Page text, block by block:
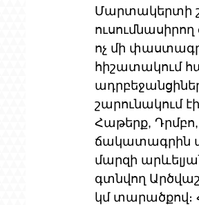
Մարտակերտի
ոչ մի
հիշատակում
շարունակում
Հաթերք,
ճակատագրին
մարզի
գտնվող
կմ տարածքով։